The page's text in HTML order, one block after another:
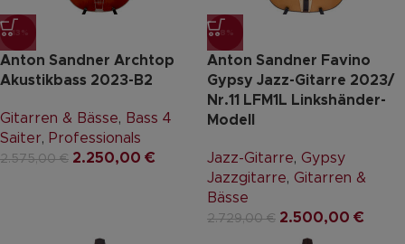
-13%
Anton Sandner Archtop
Akustikbass 2023-B2
Gitarren & Bässe, Bass 4
Saiter, Professionals
2.575,00€ 2.250,00 €
-8%
Anton Sandner Favino
Gypsy Jazz-Gitarre 2023/
Nr.11 LFM1L Linkshänder-
Modell
Jazz-Gitarre, Gypsy
Jazzgitarre, Gitarren &
Bässe
2.729,00€ 2.500,00 €